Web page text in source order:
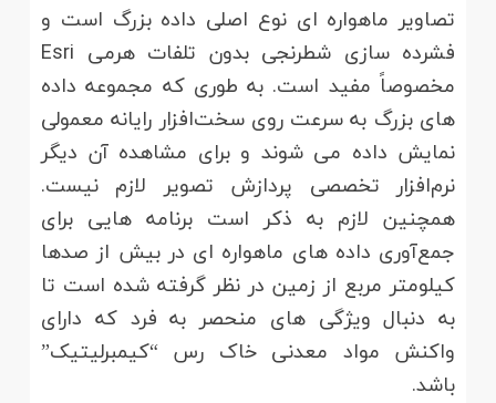
تصاویر ماهواره ای نوع اصلی داده بزرگ است و
فشرده سازی شطرنجی بدون تلفات هرمی Esri
مخصوصاً مفید است. به طوری که مجموعه داده
های بزرگ به سرعت روی سخت‌افزار رایانه معمولی
نمایش داده می شوند و برای مشاهده آن دیگر
نرم‌افزار تخصصی پردازش تصویر لازم نیست.
همچنین لازم به ذکر است برنامه هایی برای
جمع‌آوری داده های ماهواره ای در بیش از صدها
کیلومتر مربع از زمین در نظر گرفته شده است تا
به دنبال ویژگی های منحصر به فرد که دارای
واکنش مواد معدنی خاک رس “کیمبرلیتیک”
باشد.